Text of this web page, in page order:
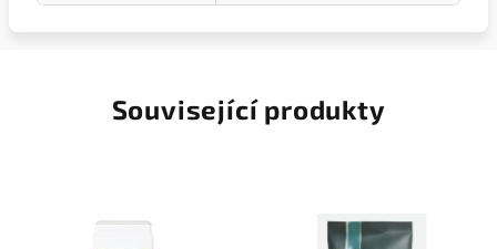
Související produkty